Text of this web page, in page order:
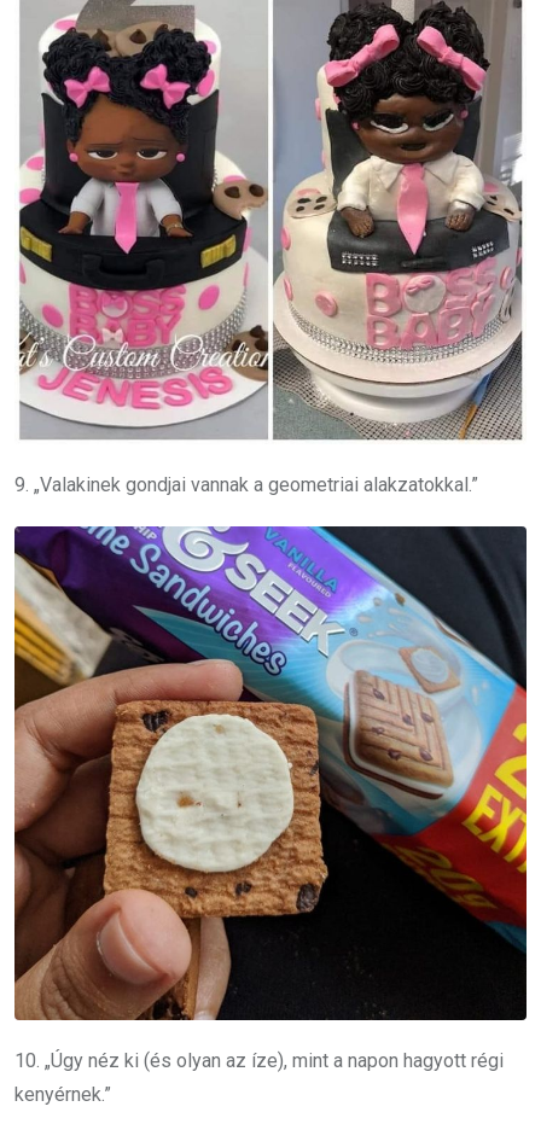
9. „Valakinek gondjai vannak a geometriai alakzatokkal.”
10. „Úgy néz ki (és olyan az íze), mint a napon hagyott régi
kenyérnek.”